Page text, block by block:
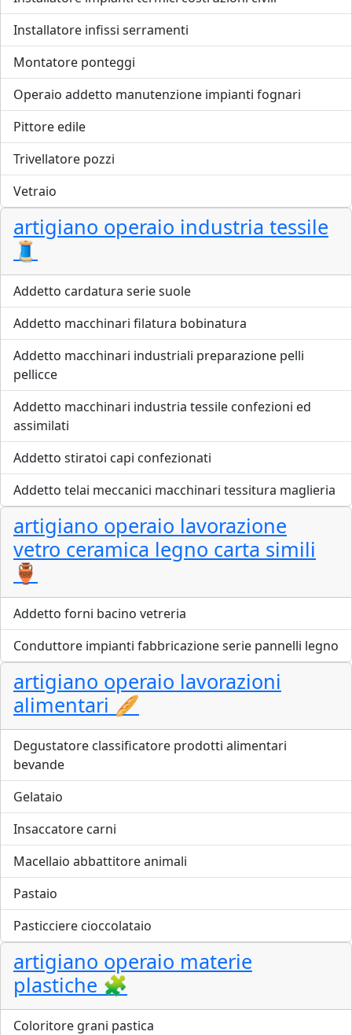
Installatore infissi serramenti
Montatore ponteggi
Operaio addetto manutenzione impianti fognari
Pittore edile
Trivellatore pozzi
Vetraio
artigiano operaio industria tessile
🧵
Addetto cardatura serie suole
Addetto macchinari filatura bobinatura
Addetto macchinari industriali preparazione pelli
pellicce
Addetto macchinari industria tessile confezioni ed
assimilati
Addetto stiratoi capi confezionati
Addetto telai meccanici macchinari tessitura maglieria
artigiano operaio lavorazione
vetro ceramica legno carta simili
🏺
Addetto forni bacino vetreria
Conduttore impianti fabbricazione serie pannelli legno
artigiano operaio lavorazioni
alimentari 🥖
Degustatore classificatore prodotti alimentari
bevande
Gelataio
Insaccatore carni
Macellaio abbattitore animali
Pastaio
Pasticciere cioccolataio
artigiano operaio materie
plastiche 🧩
Coloritore grani pastica